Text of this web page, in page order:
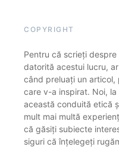
COPYRIGHT
Pentru că scrieți
datorită acestui lucru,
când preluați un
care v-a inspirat. Noi,
această conduită etică
mult mai multă
că găsiți subiecte
siguri că înțelegeți